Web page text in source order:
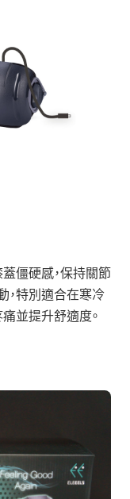
僵硬感，保持關節
，特別適合在寒冷
並提升舒適度。